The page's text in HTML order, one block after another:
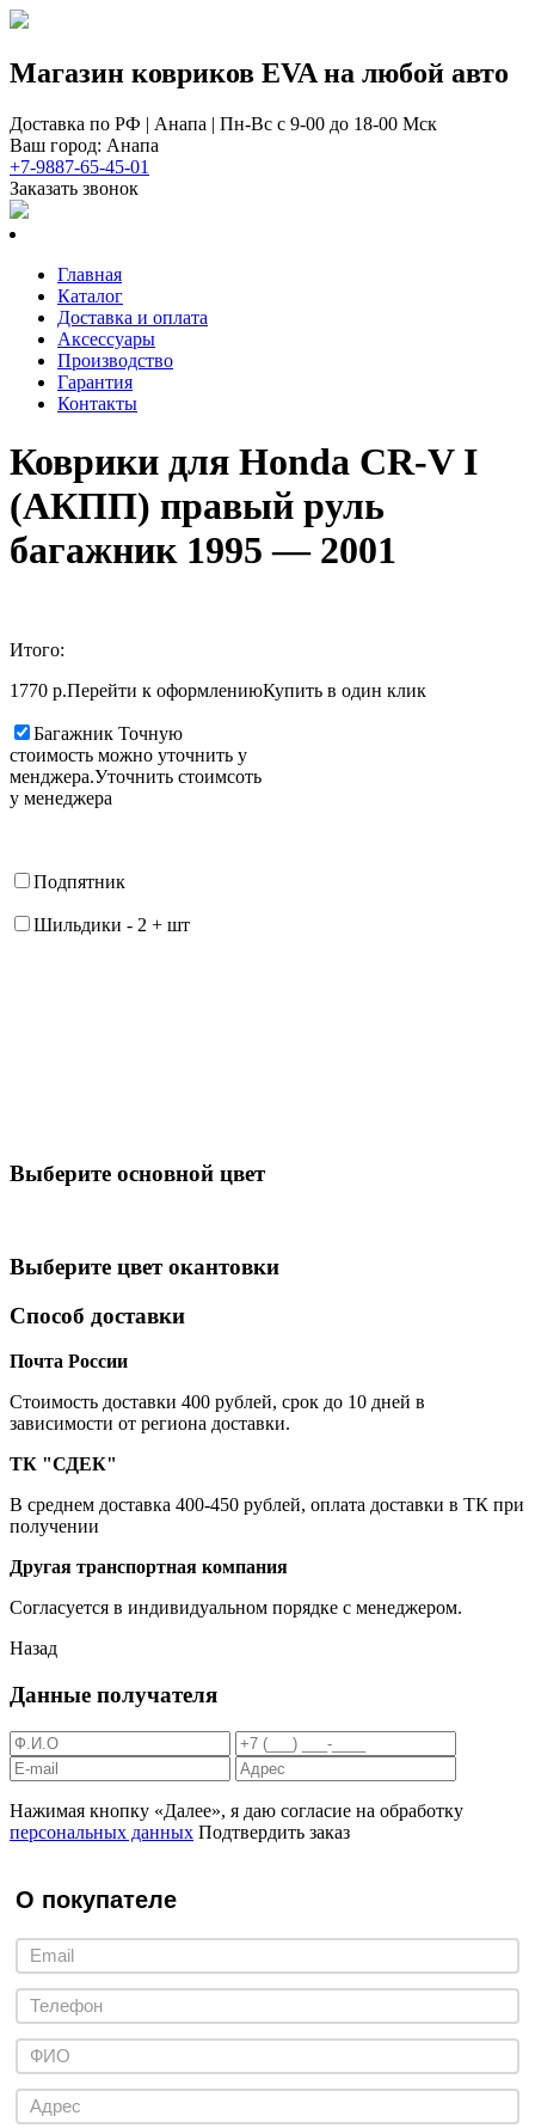
Магазин ковриков EVA ​на любой авто
Доставка по РФ | Анапа | Пн-Вс с 9-00 до 18-00 Мск
Ваш город: Анапа
+7-9887-65-45-01
Заказать звонок
Главная
Каталог
Доставка и оплата
Аксессуары
Производство
Гарантия
Контакты
Коврики для Honda CR-V I
(АКПП) правый руль
багажник 1995 — 2001
Итого:
1770 р.Перейти к оформлениюКупить в один клик
Багажник Точную
стоимость можно уточнить у
менджера.Уточнить стоимсоть
у менеджера
Подпятник
Шильдики - 2 + шт
Выберите oсновной цвет
Выберите цвет окантовки
Способ доставки
Почта России
Cтоимость доставки 400 рублей, срок до 10 дней в
зависимости от региона доставки.
ТК "СДЕК"
В среднем доставка 400-450 рублей, оплата доставки в ТК при
получении
Другая транспортная компания
Согласуется в индивидуальном порядке с менеджером.
Назад
Данные получателя
Нажимая кнопку «Далее», я даю согласие на обработку
персональных данных Подтвердить заказ
О покупателе